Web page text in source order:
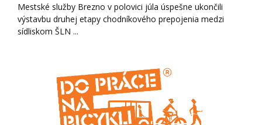
Mestské služby Brezno v polovici júla úspešne ukončili
výstavbu druhej etapy chodníkového prepojenia medzi
sídliskom ŠLN ...